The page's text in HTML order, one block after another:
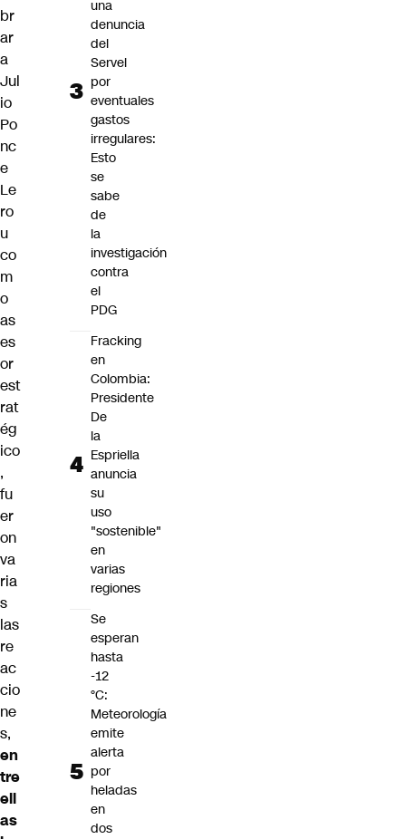
br
ar
a
Jul
io
Po
nc
e
Le
ro
u
co
m
o
as
es
or
est
rat
ég
ico
,
fu
er
on
va
ria
s
las
re
ac
cio
ne
s,
en
tre
ell
as
una
denuncia
del
Servel
por
eventuales
gastos
irregulares:
Esto
se
sabe
de
la
investigación
contra
el
PDG
Fracking
en
Colombia:
Presidente
De
la
Espriella
anuncia
su
uso
"sostenible"
en
varias
regiones
Se
esperan
hasta
-12
°C:
Meteorología
emite
alerta
por
heladas
en
dos